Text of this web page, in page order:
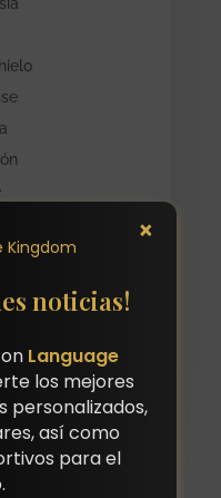
×
noticias!
Language
los mejores
personalizados,
así como
para el